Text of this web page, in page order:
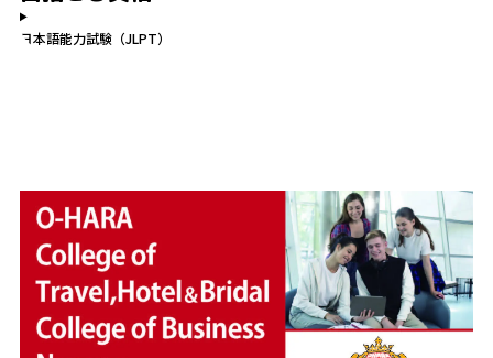
日本語能力試験（JLPT）